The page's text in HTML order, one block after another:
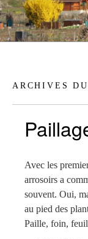
ARCHIVES
Avec les
arrosoirs a
souvent. Oui,
au pied des
Paille, foin,